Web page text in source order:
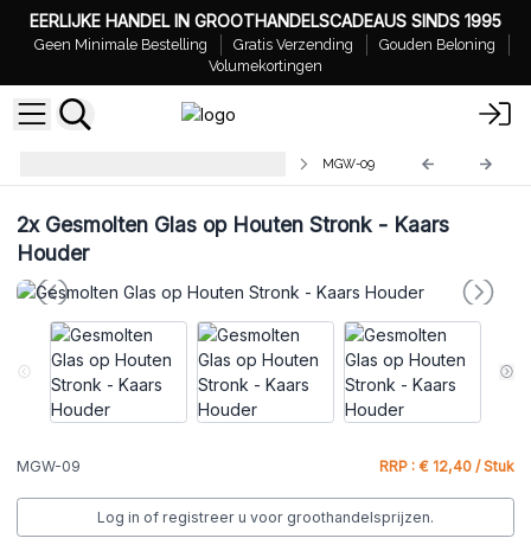
EERLIJKE HANDEL IN GROOTHANDELSCADEAUS SINDS 1995
Geen Minimale Bestelling Gratis Verzending
Gouden Beloning
Volumekortingen
MGW-09
2xGesmolten Glas op Houten Stronk - Kaars
Houder
MGW-09 RRP : € 12,40 / Stuk
Log in of registreer u voor groothandelsprijzen.